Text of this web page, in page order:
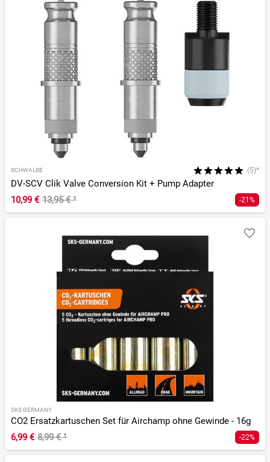
SCHWALBE (5)*
DV-SCV Clik Valve Conversion Kit + Pump Adapter
10,99 € 13,95 €¹ -21%
SKS GERMANY
CO2 Ersatzkartuschen Set für Airchamp ohne Gewinde - 16g
6,99 € 8,99 €¹ -22%